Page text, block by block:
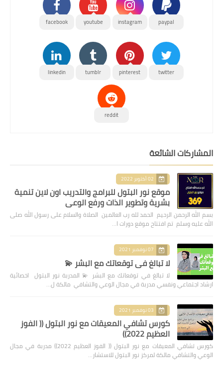
paypal
instagram
youtube
facebook
twitter
pinterest
tumblr
linkedin
reddit
المشاركات الشائعة
02 أكتوبر 2022
موقع نور البتول للبرامج والتدريب اون لاين تنمية
بشرية وتطوير الذات ورفع الوعي
بسم الله الرحمن الرحيم الحمد لله رب العالمين الصلاة والسلام على رسول الله صلى
الله عليه وسلم تم افتتاح موقع دورات ا…
07 نوفمبر 2021
لا تبالغ في توقعاتك مع البشر 💫
لا تبالغ في توقعاتك مع البشر 💫 المدربة نور البتول اخصائية
ارشاد اجتماعي ونفسي مدربة في مجال الوعي والتشافي مالكة ل…
03 نوفمبر 2021
كورس تشافي المعيقات مع نور البتول (( الفوز
العظيم 2022))
كورس تشافي المعيقات مع نور البتول (( الفوز العظيم 2022)) مدربة في مجال
الوعي والتشافي مالكة لمركز نور البتول للاستشار…